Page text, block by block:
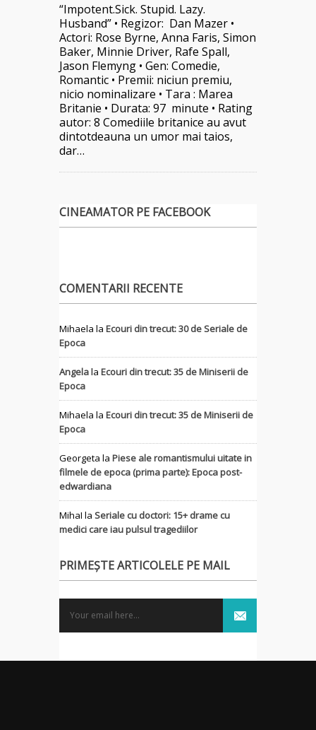
“Impotent.Sick. Stupid. Lazy.
Husband” • Regizor: Dan Mazer •
Actori: Rose Byrne, Anna Faris, Simon
Baker, Minnie Driver, Rafe Spall,
Jason Flemyng • Gen: Comedie,
Romantic • Premii: niciun premiu,
nicio nominalizare • Tara : Marea
Britanie • Durata: 97 minute • Rating
autor: 8 Comediile britanice au avut
dintotdeauna un umor mai taios,
dar…
CINEAMATOR PE FACEBOOK
COMENTARII RECENTE
Mihaela la Ecouri din trecut: 30 de Seriale de
Epoca
Angelala Ecouri din trecut: 35 de Miniserii de
Epoca
Mihaela la Ecouri din trecut: 35 de Miniserii de
Epoca
Georgeta la Piese ale romantismului uitate in
filmele de epoca (prima parte): Epoca post-
edwardiana
MihaI la Seriale cu doctori: 15+ drame cu
medici care iau pulsul tragediilor
PRIMEȘTE ARTICOLELE PE MAIL